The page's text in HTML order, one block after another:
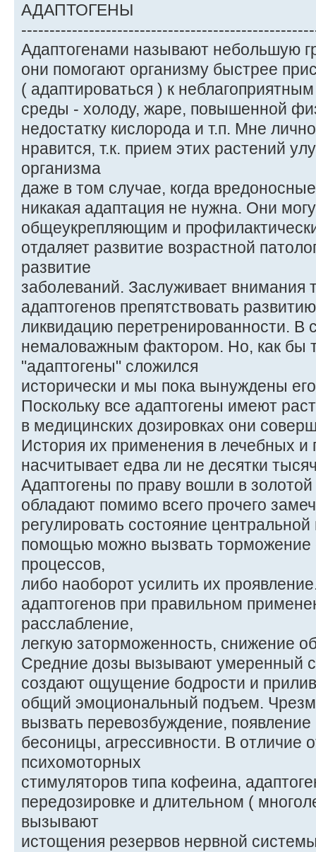
АДАПТОГЕНЫ
Адаптогенами называют небольшую
они помогают организму быстрее
( адаптироваться ) к
среды - холоду, жаре, повышенной
недостатку кислорода и т.п. Мне
нравится, т.к. прием этих растений
организма
даже в том случае, когда
никакая адаптация не нужна. Они
общеукрепляющим и
отдаляет развитие возрастной
развитие
заболеваний. Заслуживает внимания
адаптогенов препятствовать
ликвидацию перетренированности. В
немаловажным фактором. Но, как бы
"адаптогены" сложился
исторически и мы пока вынуждены
Поскольку все адаптогены имеют
в медицинских дозировках они
История их применения в лечебных и
насчитывает едва ли не десятки
Адаптогены по праву вошли в
обладают помимо всего прочего
регулировать состояние
помощью можно вызвать торможение
процессов,
либо наоборот усилить их
адаптогенов при правильном
расслабление,
легкую заторможенность, снижение
Средние дозы вызывают умеренный
создают ощущение бодрости и
общий эмоциональный подъем.
вызвать перевозбуждение,
бесоницы, агрессивности. В отличие
психомоторных
стимуляторов типа кофеина,
передозировке и длительном (
вызывают
истощения резервов нервной